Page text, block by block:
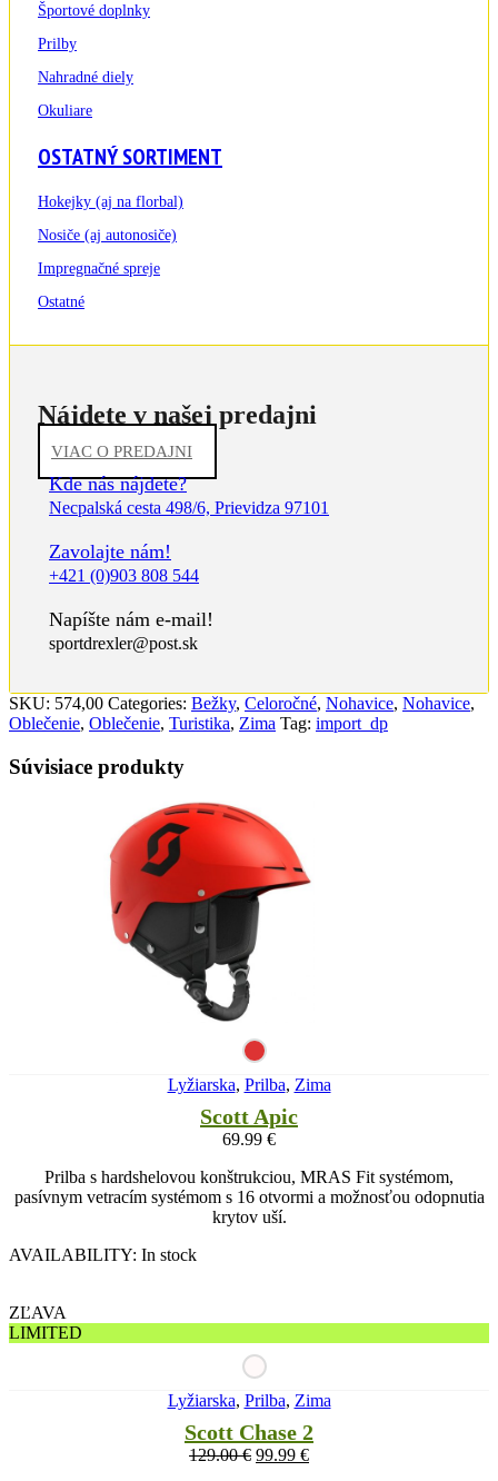
Športové doplnky
Prilby
Nahradné diely
Okuliare
OSTATNÝ SORTIMENT
Hokejky (aj na florbal)
Nosiče (aj autonosiče)
Impregnačné spreje
Ostatné
Nájdete v našej predajni
VIAC O PREDAJNI
Kde nás nájdete?
Necpalská cesta 498/6, Prievidza 97101
Zavolajte nám!
+421 (0)903 808 544
Napíšte nám e-mail!
sportdrexler@post.sk
SKU: 574,00 Categories: Bežky, Celoročné, Nohavice, Nohavice,
Oblečenie, Oblečenie, Turistika, Zima Tag: import_dp
Súvisiace produkty
Lyžiarska, Prilba, Zima
Scott Apic
69.99 €
Prilba s hardshelovou konštrukciou, MRAS Fit systémom,
pasívnym vetracím systémom s 16 otvormi a možnosťou odopnutia
krytov uší.
AVAILABILITY: In stock
ZĽAVA
LIMITED
Lyžiarska, Prilba, Zima
Scott Chase 2
129.00€ 99.99 €